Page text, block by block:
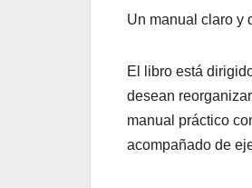
Un manual claro y
El libro está
desean
manual práctico
acompañado de